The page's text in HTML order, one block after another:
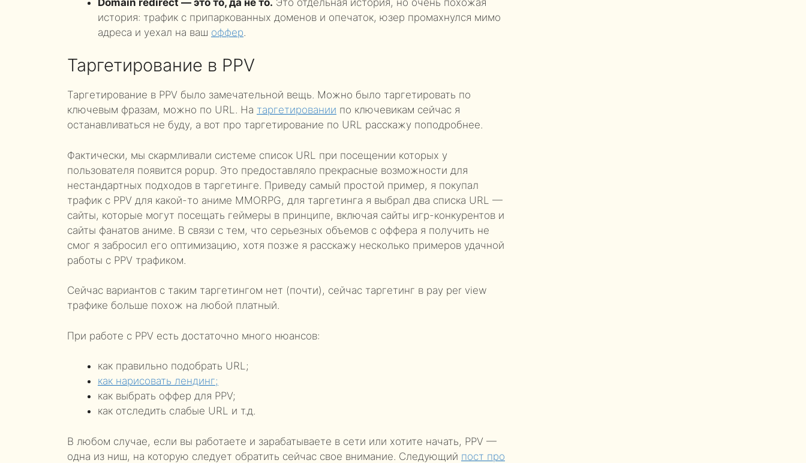
история: трафик с припаркованных доменов и опечаток, юзер промахнулся мимо
адреса и уехал на ваш оффер
Таргетирование в PPV
Таргетирование в PPV было замечательной вещь. Можно было таргетировать по
ключевым фразам, можно по URL. На таргетировании по ключевикам сейчас я
останавливаться не буду, а вот про таргетирование по URL расскажу поподробнее.
Фактически, мы скармливали системе список URL при посещении которых у
пользователя появится popup. Это предоставляло прекрасные возможности для
нестандартных подходов в таргетинге. Приведу самый простой пример, я покупал
трафик с PPV для какой-то аниме MMORPG, для таргетинга я выбрал два списка URL —
сайты, которые могут посещать геймеры в принципе, включая сайты игр-конкурентов и
сайты фанатов аниме. В связи с тем, что серьезных объемов с оффера я получить не
смог я забросил его оптимизацию, хотя позже я расскажу несколько примеров удачной
работы с PPV трафиком.
Сейчас вариантов с таким таргетингом нет (почти), сейчас таргетинг в pay per view
трафике больше похож на любой платный.
При работе с PPV есть достаточно много нюансов:
как правильно подобрать URL;
как нарисовать лендинг;
как выбрать оффер для PPV;
как отследить слабые URL и т.д.
В любом случае, если вы работаете и зарабатываете в сети или хотите начать, PPV —
одна из ниш, на которую следует обратить сейчас свое внимание. Следующий пост про